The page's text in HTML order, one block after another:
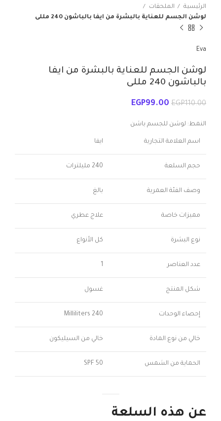
الرئيسية
الملحقات
لوشن الجسم للعناية بالبشرة من ايفا بالباشون 240 مللى
Eva
لوشن الجسم للعناية بالبشرة من ايفا
بالباشون 240 مللى
EGP110.00
EGP99.00
النمط: لوشن للجسم باشن
اسم العلامة التجارية ايفا
حجم السلعة 240 مليلترات
وصف الفئة العمرية بالغ
مميزات خاصة علاج عطري
نوع البشرة كل الأنواع
عدد العناصر 1
شكل المنتج غسول
إحصاء الوحدات 240 Milliliters
خالي من نوع المادة خالي من السيليكون
الحماية من الشمس 50 SPF
عن هذه السلعة